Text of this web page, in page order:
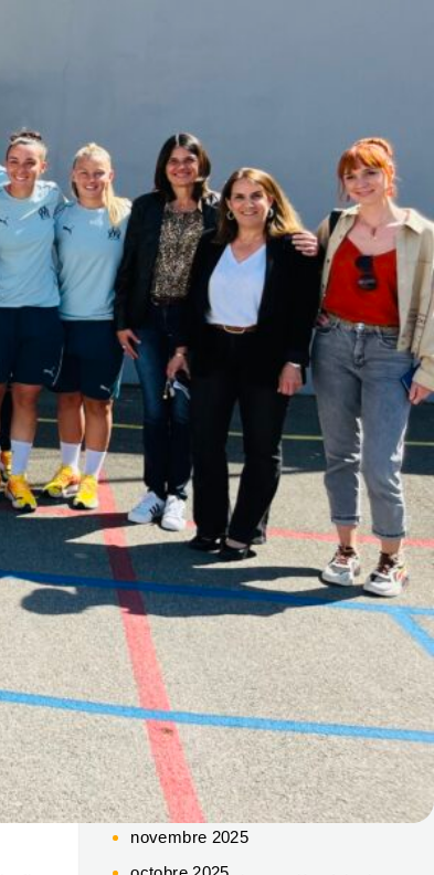
la recette gagnante de La
Cadenelle
Commentaires
récents
Aucun commentaire à afficher.
Archives
juin 2026
avril 2026
mars 2026
février 2026
décembre 2025
novembre 2025